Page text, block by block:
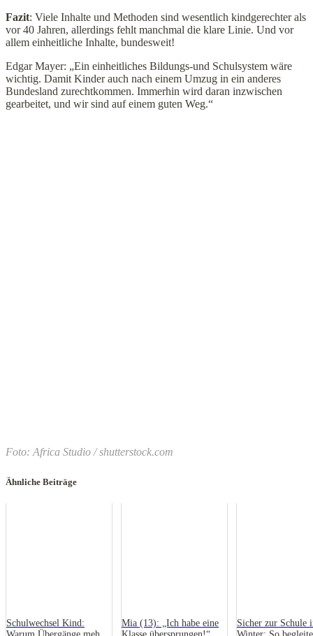
Fazit: Viele Inhalte und Methoden sind wesentlich kindgerechter als
vor 40 Jahren, allerdings fehlt manchmal die klare Linie. Und vor
allem einheitliche Inhalte, bundesweit!
Edgar Mayer: „Ein einheitliches Bildungs-und Schulsystem wäre
wichtig. Damit Kinder auch nach einem Umzug in ein anderes
Bundesland zurechtkommen. Immerhin wird daran inzwischen
gearbeitet, und wir sind auf einem guten Weg.“
Foto: Africa Studio / shutterstock.com
Ähnliche Beiträge
Schulwechsel Kind:
Mia (13): „Ich habe eine
Sicher zur Schule